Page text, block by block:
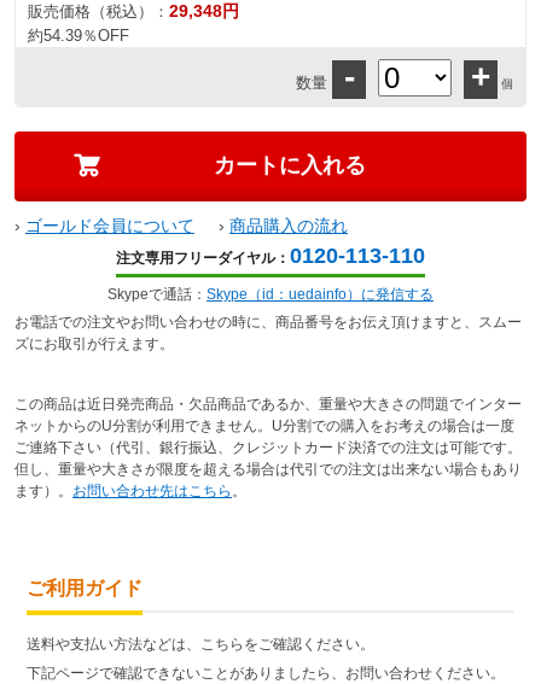
販売価格（税込）： 29,348円
約54.39％OFF
数量 - + 個
› ゴールド会員について › 商品購入の流れ
注文専用フリーダイヤル： 0120-113-110
Skypeで通話： Skype（id：uedainfo）に発信する
お電話での注文やお問い合わせの時に、商品番号をお伝え頂けますと、スムー
ズにお取引が行えます。
この商品は近日発売商品・欠品商品であるか、重量や大きさの問題でインター
ネットからのU分割が利用できません。U分割での購入をお考えの場合は一度
ご連絡下さい（代引、銀行振込、クレジットカード決済での注文は可能です。
但し、重量や大きさが限度を超える場合は代引での注文は出来ない場合もあり
ます）。 お問い合わせ先はこちら 。
ご利用ガイド
送料や支払い方法などは、こちらをご確認ください。
下記ページで確認できないことがありましたら、お問い合わせください。